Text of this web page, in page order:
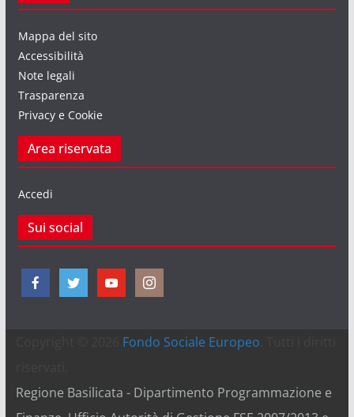
Mappa del sito
Accessibilità
Note legali
Trasparenza
Privacy e Cookie
Area riservata
Accedi
Sui social
Fondo Sociale Europeo
Regione Basilicata - Dipartimento Programmazione e